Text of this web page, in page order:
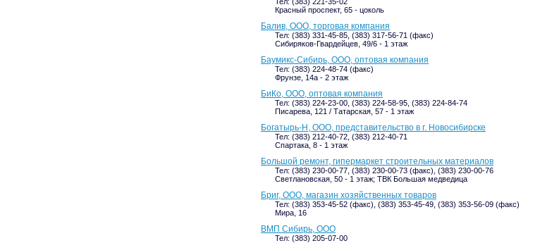
Красный проспект, 65 - цоколь
Балив, ООО, торговая компания
Тел: (383) 331-45-85, (383) 317-56-71 (факс)
Сибиряков-Гвардейцев, 49/6 - 1 этаж
Баумикс-Сибирь, ООО, оптовая компания
Тел: (383) 224-48-74 (факс)
Фрунзе, 14а - 2 этаж
БиКо, ООО, оптовая компания
Тел: (383) 224-23-00, (383) 224-58-95, (383) 224-84-74
Писарева, 121 / Татарская, 57 - 1 этаж
Богатырь-Н, ООО, представительство в г. Новосибирске
Тел: (383) 212-40-72, (383) 212-40-71
Спартака, 8 - 1 этаж
Большой ремонт, гипермаркет строительных материалов
Тел: (383) 230-00-77, (383) 230-00-73 (факс), (383) 230-00-76
Светлановская, 50 - 1 этаж; ТВК Большая медведица
Бриг, ООО, магазин хозяйственных товаров
Тел: (383) 353-45-52 (факс), (383) 353-45-49, (383) 353-56-09 (факс)
Мира, 16
ВМП Сибирь, ООО
Тел: (383) 205-07-00